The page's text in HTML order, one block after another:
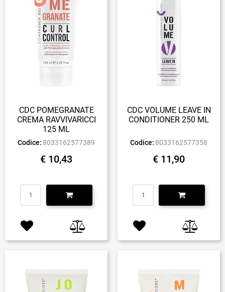
CDC POMEGRANATE
CREMA RAVVIVARICCI
125 ML
Codice: 8033162577389
€ 10,43
Quantità
CDC VOLUME LEAVE IN
CONDITIONER 250 ML
Codice: 8033162577358
€ 11,90
Quantità